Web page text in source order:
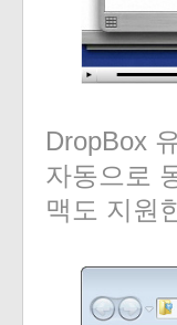
DropBox
자동으로
맥도 지원